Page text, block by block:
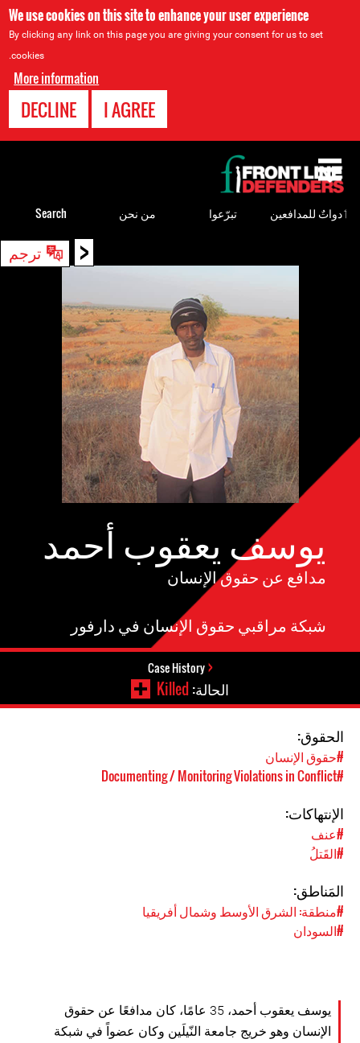
We use cookies on this site to enhance your user experience
By clicking any link on this page you are giving your consent for us to set
cookies.
More information
I AGREE
DECLINE
< ترجم
يوسف يعقوب أحمد
مدافع عن حقوق الإنسان
شبكة مراقبي حقوق الإنسان في دارفور
Case History
الحالة:Killed
الحقوق:
#حقوق الإنسان
#Documenting / Monitoring Violations in Conflict
الإنتهاكات:
#عنف
#القَتلُ
المَناطق:
#منطقة: الشرق الأوسط وشمال أفريقيا
#السودان
يوسف يعقوب أحمد، 35 عامًا، كان مدافعًا عن حقوق
الإنسان وهو خريج جامعة النّيلَين وكان عضواً في شبكة
to
top
ٲدواتٌ للمدافعين تبرّعوا من نحن Search